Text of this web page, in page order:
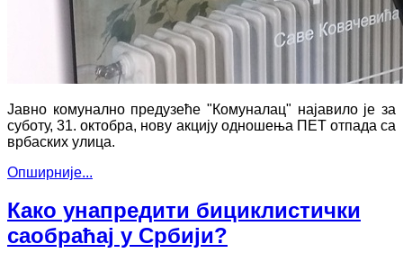
Јавно комунално предузеће "Комуналац" најавило је за
суботу, 31. октобра, нову акцију одношења ПЕТ отпада са
врбаских улица.
Опширније...
Како унапредити бициклистички
саобраћај у Србији?